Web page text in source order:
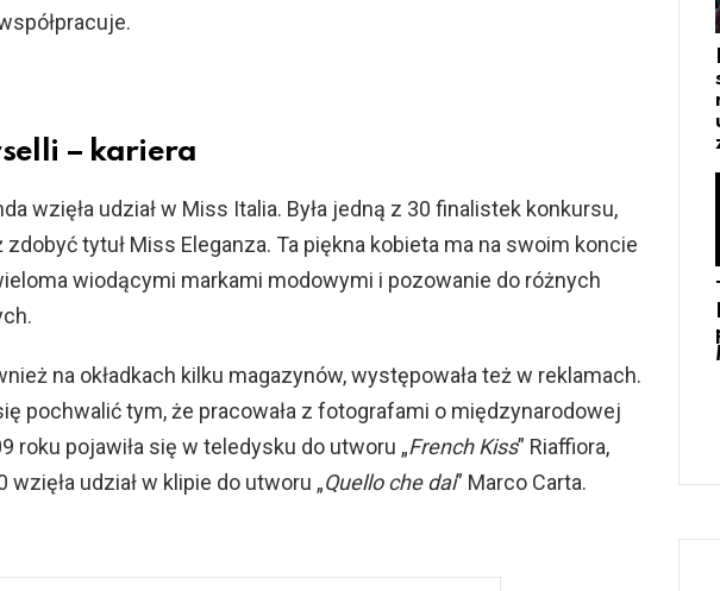
– kariera
wzięła udział w Miss Italia. Była jedną z 30 finalistek konkursu,
zdobyć tytuł Miss Eleganza. Ta piękna kobieta ma na swoim koncie
wiodącymi markami modowymi i pozowanie do różnych
na okładkach kilku magazynów, występowała też w reklamach.
pochwalić tym, że pracowała z fotografami o międzynarodowej
roku pojawiła się w teledysku do utworu „French Kiss” Riaffiora,
wzięła udział w klipie do utworu „Quello che dai” Marco Carta.